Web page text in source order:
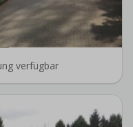
verfügbar